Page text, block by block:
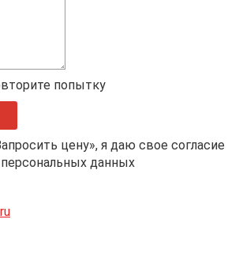
попытку
цену», я даю свое согласие
данных